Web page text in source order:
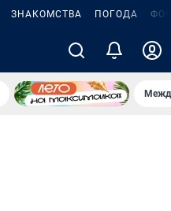
ЗНАКОМСТВА ПОГОДА